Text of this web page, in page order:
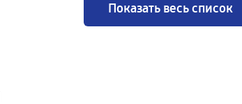
Показать весь список